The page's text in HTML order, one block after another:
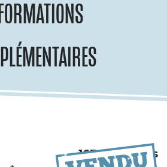
163 000 euros